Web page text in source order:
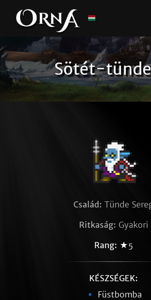
Sötét-
Család: Tünde
Ritkaság: Gyakori
Rang: ★5
KÉSZSÉGEK:
Füstbomba